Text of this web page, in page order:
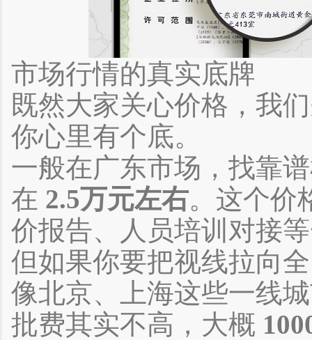
市场行情的真实底牌
既然大家关心价格，我
你心里有个底。
一般在广东市场，找靠
在 2.5万元左右。这个价
价报告、人员培训对接
但如果你要把视线拉向
像北京、上海这些一线
批费其实不高，大概